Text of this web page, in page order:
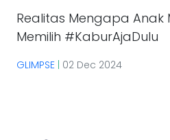
Realitas Mengapa Anak
Memilih #KaburAjaDulu
GLIMPSE | 02 Dec 2024